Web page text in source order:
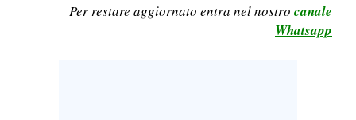
Per restare aggiornato entra nel nostro canale
Whatsapp